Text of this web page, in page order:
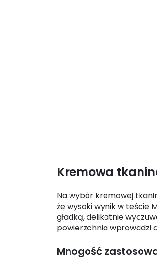
Kremowa
Na wybór kremowej
że wysoki wynik w teście
gładką, delikatnie
powierzchnia wprowadzi
Mnogość